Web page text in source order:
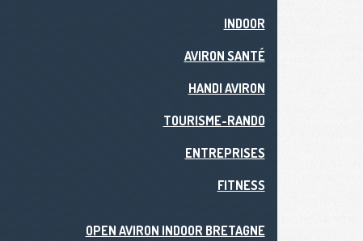
INDOOR
AVIRON SANTÉ
HANDI AVIRON
TOURISME-RANDO
ENTREPRISES
FITNESS
OPEN AVIRON INDOOR BRETAGNE